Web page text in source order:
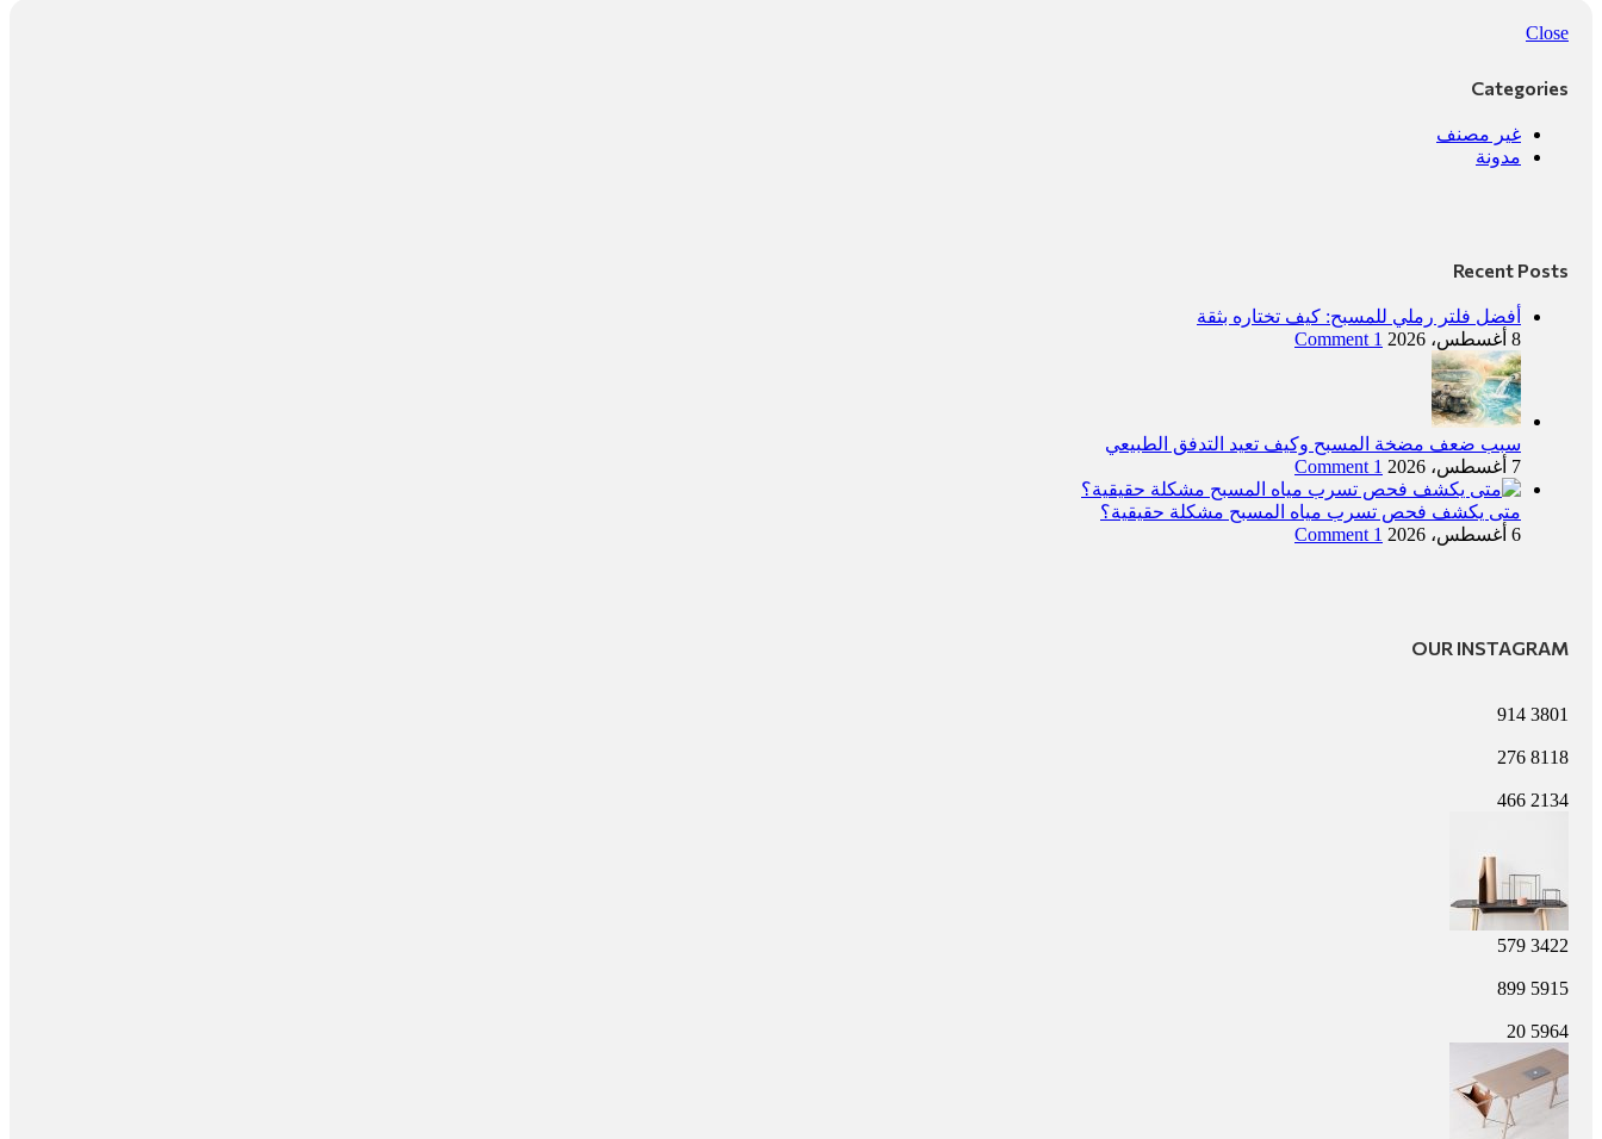
Close
Categories
غير مصنف
مدونة
Recent Posts
أفضل فلتر رملي للمسبح: كيف تختاره بثقة
8 أغسطس، 2026
1 Comment
سبب ضعف مضخة المسبح وكيف تعيد التدفق الطبيعي
7 أغسطس، 2026
1 Comment
متى يكشف فحص تسرب مياه المسبح مشكلة حقيقية؟
6 أغسطس، 2026
1 Comment
OUR INSTAGRAM
3801
914
8118
276
2134
466
3422
579
5915
899
5964
20